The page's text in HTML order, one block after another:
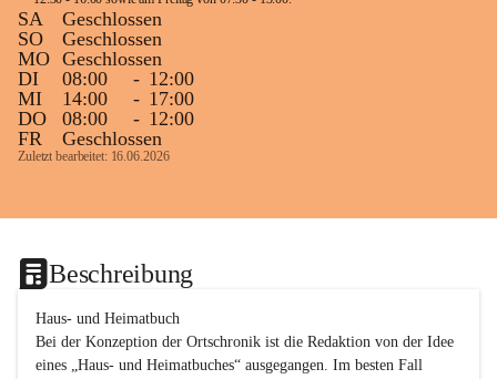
SA
Geschlossen
SO
Geschlossen
MO Geschlossen
DI
08:00 - 12:00
MI
14:00 - 17:00
DO
08:00 - 12:00
FR
Geschlossen
Zuletzt bearbeitet: 16.06.2026
Beschreibung
Haus- und Heimatbuch
Bei der Konzeption der Ortschronik ist die Redaktion von der Idee
eines „Haus- und Heimatbuches“ ausgegangen. Im besten Fall